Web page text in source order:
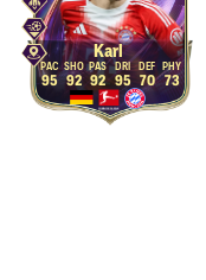
Karl
95 92 92 95 70 73